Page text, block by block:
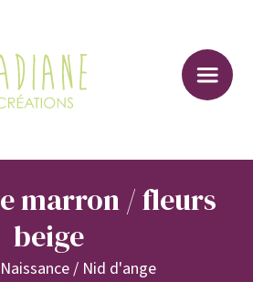
to
marron / fleurs
beige
Naissance/ Nid d'ange